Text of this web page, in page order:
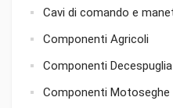
Cavi di comando e
Componenti Agricoli
Componenti
Componenti Motoseghe